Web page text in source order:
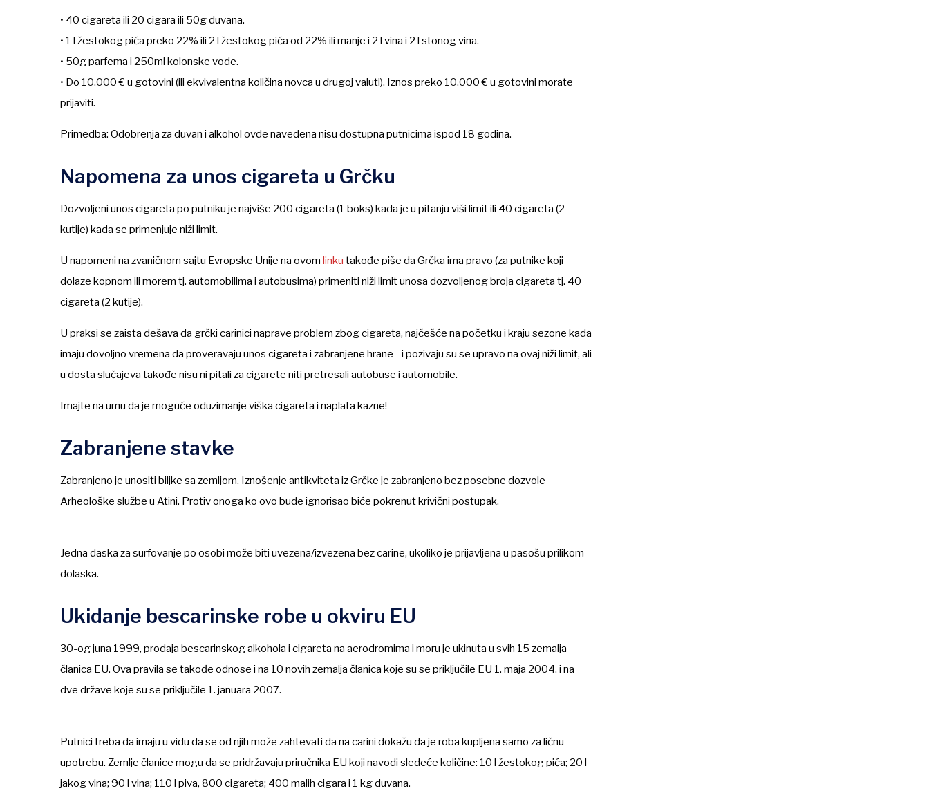
• 40 cigareta ili 20 cigara ili 50g duvana.
• 1 l žestokog pića preko 22% ili 2 l žestokog pića od 22% ili manje i 2 l vina i 2 l stonog vina.
• 50g parfema i 250ml kolonske vode.
• Do 10.000 € u gotovini (ili ekvivalentna količina novca u drugoj valuti). Iznos preko 10.000 € u gotovini morate
prijaviti.
Primedba: Odobrenja za duvan i alkohol ovde navedena nisu dostupna putnicima ispod 18 godina.
Napomena za unos cigareta u Grčku
Dozvoljeni unos cigareta po putniku je najviše 200 cigareta (1 boks) kada je u pitanju viši limit ili 40 cigareta (2
kutije) kada se primenjuje niži limit.
U napomeni na zvaničnom sajtu Evropske Unije na ovom linku takođe piše da Grčka ima pravo (za putnike koji
dolaze kopnom ili morem tj. automobilima i autobusima) primeniti niži limit unosa dozvoljenog broja cigareta tj. 40
cigareta (2 kutije).
U praksi se zaista dešava da grčki carinici naprave problem zbog cigareta, najčešće na početku i kraju sezone kada
imaju dovoljno vremena da proveravaju unos cigareta i zabranjene hrane - i pozivaju su se upravo na ovaj niži limit, ali
u dosta slučajeva takođe nisu ni pitali za cigarete niti pretresali autobuse i automobile.
Imajte na umu da je moguće oduzimanje viška cigareta i naplata kazne!
Zabranjene stavke
Zabranjeno je unositi biljke sa zemljom. Iznošenje antikviteta iz Grčke je zabranjeno bez posebne dozvole
Arheološke službe u Atini. Protiv onoga ko ovo bude ignorisao biće pokrenut krivični postupak.
Jedna daska za surfovanje po osobi može biti uvezena/izvezena bez carine, ukoliko je prijavljena u pasošu prilikom
dolaska.
Ukidanje bescarinske robe u okviru EU
30-og juna 1999, prodaja bescarinskog alkohola i cigareta na aerodromima i moru je ukinuta u svih 15 zemalja
članica EU. Ova pravila se takođe odnose i na 10 novih zemalja članica koje su se priključile EU 1. maja 2004. i na
dve države koje su se priključile 1. januara 2007.
Putnici treba da imaju u vidu da se od njih može zahtevati da na carini dokažu da je roba kupljena samo za ličnu
upotrebu. Zemlje članice mogu da se pridržavaju priručnika EU koji navodi sledeće količine: 10 l žestokog pića; 20 l
jakog vina; 90 l vina; 110 l piva, 800 cigareta; 400 malih cigara i 1 kg duvana.